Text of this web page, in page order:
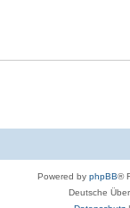
Powered by phpBB®
Deutsche